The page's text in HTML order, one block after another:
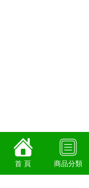
首 頁 商品分類